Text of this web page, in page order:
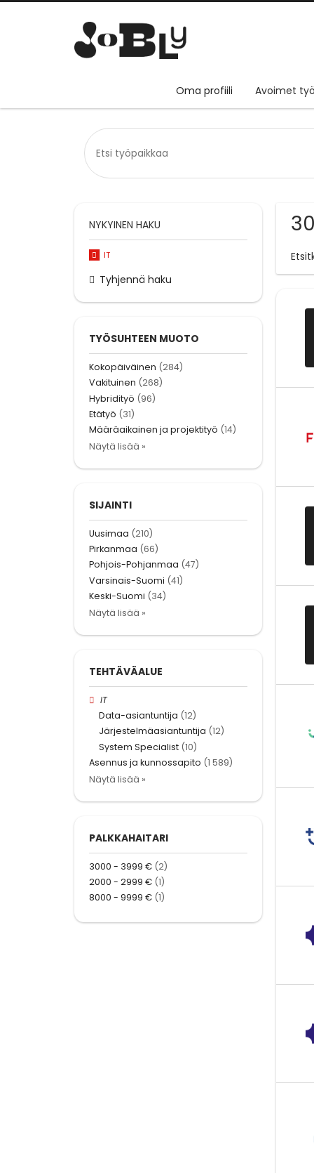
Oma profiili Avoimet
NYKYINEN HAKU
IT
Tyhjennä haku
TYÖSUHTEEN MUOTO
Kokopäiväinen (284)
Vakituinen (268)
Hybridityö (96)
Etätyö (31)
Määräaikainen ja projektityö (14)
Näytä lisää »
SIJAINTI
Uusimaa (210)
Pirkanmaa (66)
Pohjois-Pohjanmaa (47)
Varsinais-Suomi (41)
Keski-Suomi (34)
Näytä lisää »
TEHTÄVÄALUE
IT
Data-asiantuntija (12)
Järjestelmäasiantuntija (12)
System Specialist (10)
Asennus ja kunnossapito (1 589)
Näytä lisää »
PALKKAHAITARI
3000 - 3999 € (2)
2000 - 2999 € (1)
8000 - 9999 € (1)